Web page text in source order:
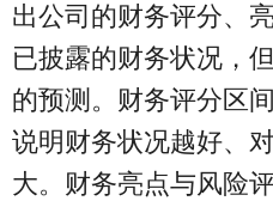
出公司的财务评分、
已披露的财务状况，
的预测。财务评分区
说明财务状况越好、
大。财务亮点与风险